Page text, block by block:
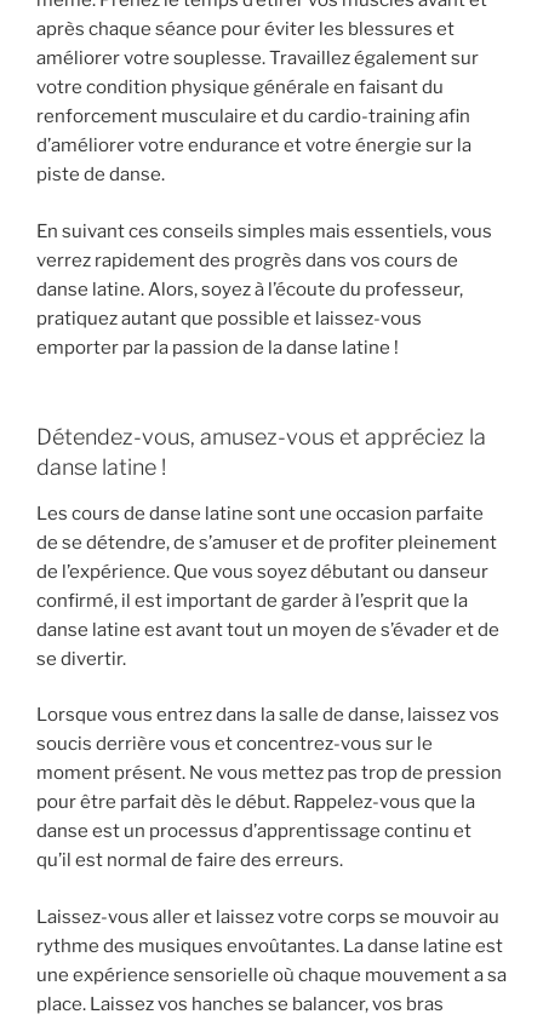
après chaque séance pour éviter les blessures et
améliorer votre souplesse. Travaillez également sur
votre condition physique générale en faisant du
renforcement musculaire et du cardio-training afin
d’améliorer votre endurance et votre énergie sur la
piste de danse.
En suivant ces conseils simples mais essentiels, vous
verrez rapidement des progrès dans vos cours de
danse latine. Alors, soyez à l’écoute du professeur,
pratiquez autant que possible et laissez-vous
emporter par la passion de la danse latine !
Détendez-vous, amusez-vous et appréciez la
danse latine !
Les cours de danse latine sont une occasion parfaite
de se détendre, de s’amuser et de profiter pleinement
de l’expérience. Que vous soyez débutant ou danseur
confirmé, il est important de garder à l’esprit que la
danse latine est avant tout un moyen de s’évader et de
se divertir.
Lorsque vous entrez dans la salle de danse, laissez vos
soucis derrière vous et concentrez-vous sur le
moment présent. Ne vous mettez pas trop de pression
pour être parfait dès le début. Rappelez-vous que la
danse est un processus d’apprentissage continu et
qu’il est normal de faire des erreurs.
Laissez-vous aller et laissez votre corps se mouvoir au
rythme des musiques envoûtantes. La danse latine est
une expérience sensorielle où chaque mouvement a sa
place. Laissez vos hanches se balancer, vos bras